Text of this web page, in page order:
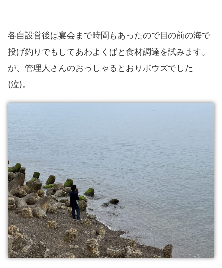
各自設営後は宴会まで時間もあったので目の前の海で
投げ釣りでもしてあわよくばと食材調達を試みます。
が、管理人さんのおっしゃるとおりボウズでした
(泣)。